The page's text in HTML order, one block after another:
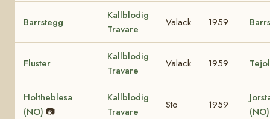
Barrstegg
Kallblodig
Travare
Valack 1959
Fluster
Kallblodig
Travare
Valack 1959
Holtheblesa
(NO) 📷
Kallblodig
Travare
Sto 1959
(NO)